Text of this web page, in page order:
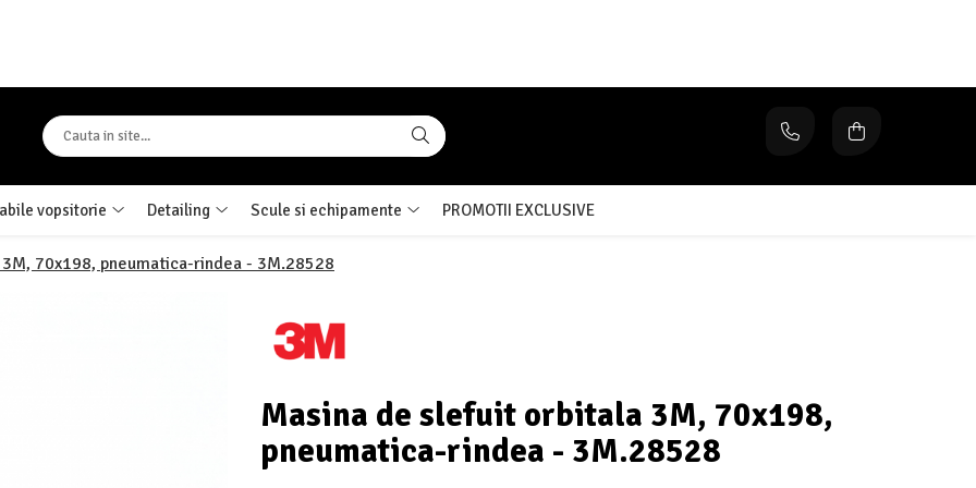
vopsitorie Detailing Scule si echipamente PROMOTII EXCLUSIVE
70x198, pneumatica-rindea - 3M.28528
Masina de slefuit orbitala 3M, 70x198,
pneumatica-rindea - 3M.28528